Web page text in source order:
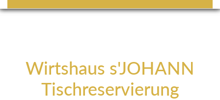
Wirtshaus s'JOHANN
Tischreservierung